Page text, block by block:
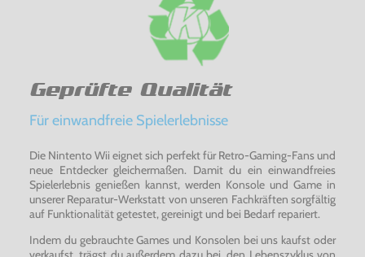
Geprüfte Qualität
Für einwandfreie Spielerlebnisse
Die Nintento Wii eignet sich perfekt für Retro-Gaming-Fans und
neue Entdecker gleichermaßen. Damit du ein einwandfreies
Spielerlebnis genießen kannst, werden Konsole und Game in
unserer Reparatur-Werkstatt von unseren Fachkräften sorgfältig
auf Funktionalität getestet, gereinigt und bei Bedarf repariert.
Indem du gebrauchte Games und Konsolen bei uns kaufst oder